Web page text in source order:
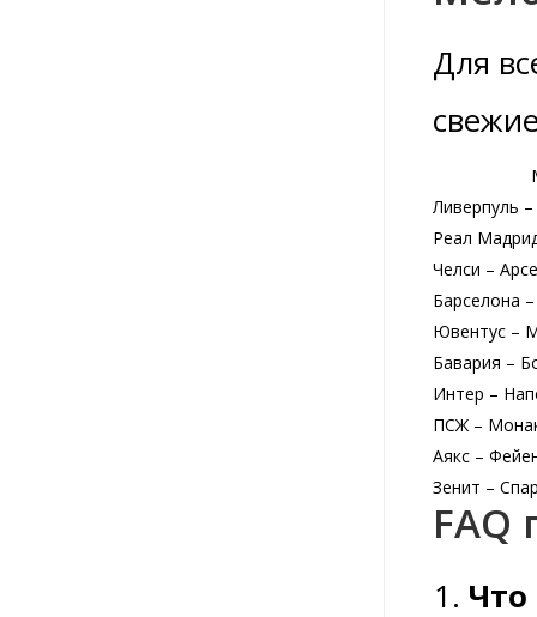
Для
Ливерпуль
Реал
Челси –
Барселона
Ювентус –
Бавария –
Интер –
ПСЖ –
Аякс –
Зенит –
Что